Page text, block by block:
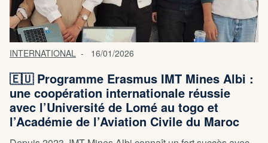
INTERNATIONAL 16/01/2026
🇪🇺 Programme Erasmus IMT Mines Albi :
une coopération internationale réussie
avec l’Université de Lomé au togo et
l’Académie de l’Aviation Civile du Maroc